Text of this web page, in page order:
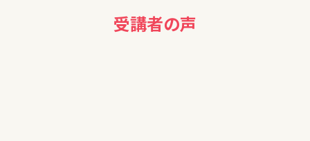
受講者の声